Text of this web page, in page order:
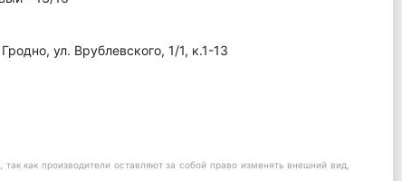
ул. Врублевского, 1/1, к.1-13
как производители оставляют за собой право изменять внешний вид,